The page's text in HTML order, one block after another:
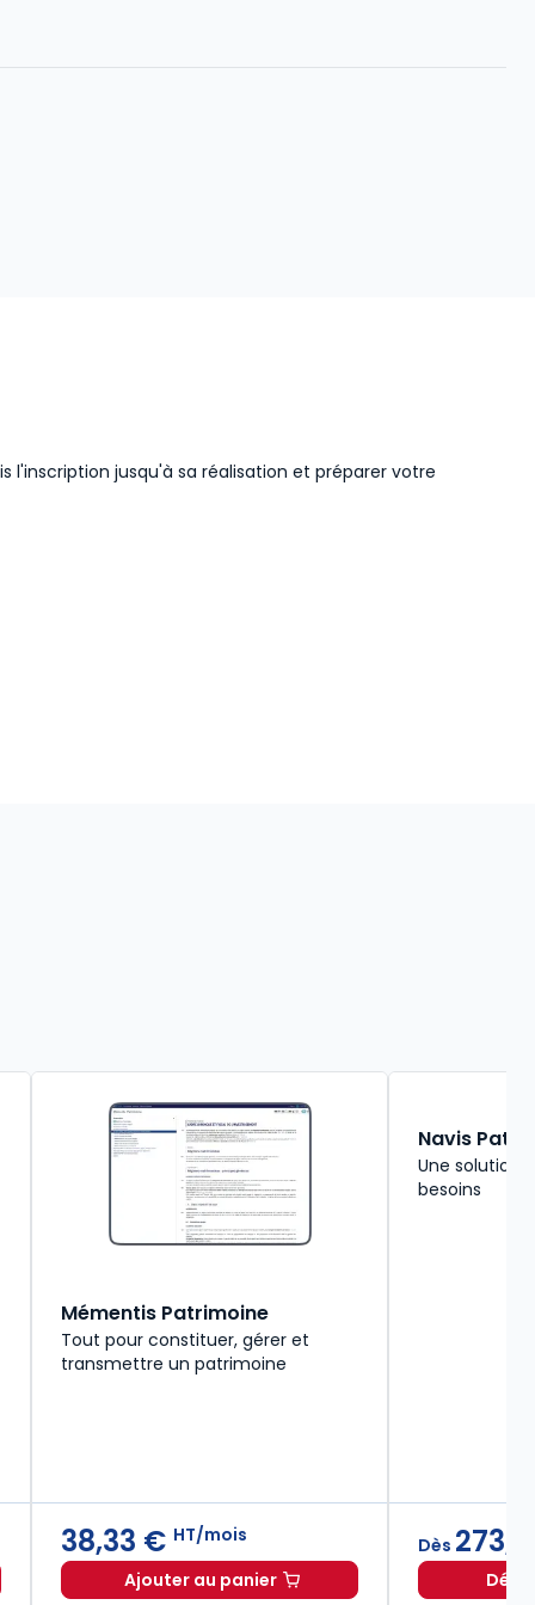
jusqu'à sa réalisation et préparer votre
2025 à 61,00 € TTC
Mémentis Patrimoine
Tout pour constituer, gérer et
transmettre un patrimoine
38,33 € HT/mois
Ajouter au panierMémentis Patrimoine à 38,33 € HT/
Navis
Une solution
besoins
Dès